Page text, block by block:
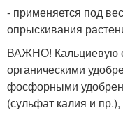
- применяется под
опрыскивания
ВАЖНО! Кальциевую
органическими
фосфорными
(сульфат калия и